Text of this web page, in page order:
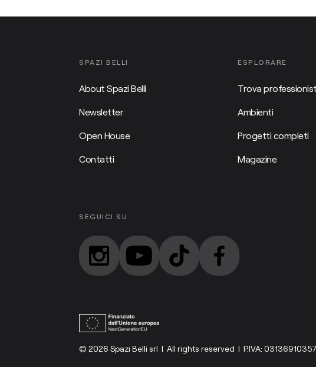
SPAZI BELLI
About Spazi Belli
Newsletter
Open House
Contatti
ESPLORARE
Trova
Ambienti
Progetti completi
Magazine
SEGUICI SU
© 2026 Spazi Belli srl | All rights reserved | P.IVA: